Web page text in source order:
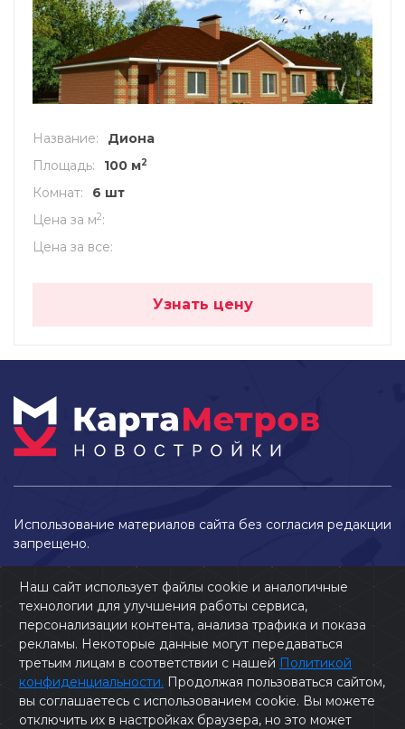
Название
Диона
Площадь
100 м2
Комнат
6 шт
Цена за м2
Цена за все
Узнать цену
Использование материалов сайта без согласия редакции
запрещено.
Наш сайт использует файлы cookie и аналогичные
технологии для улучшения работы сервиса,
персонализации контента, анализа трафика и показа
рекламы. Некоторые данные могут передаваться
третьим лицам в соответствии с нашей Политикой
конфиденциальности. Продолжая пользоваться сайтом,
вы соглашаетесь с использованием cookie. Вы можете
отключить их в настройках браузера, но это может